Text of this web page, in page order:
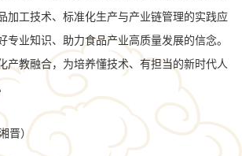
加工技术、标准化生产与产业链管理的实践应
专业知识、助力食品产业高质量发展的信念。
产教融合，为培养懂技术、有担当的新时代人
晋）